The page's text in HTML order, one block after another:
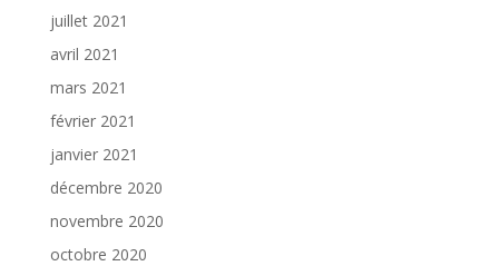
juillet 2021
avril 2021
mars 2021
février 2021
janvier 2021
décembre 2020
novembre 2020
octobre 2020